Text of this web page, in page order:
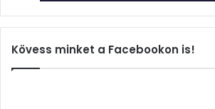
Kövess minket a Facebookon is!